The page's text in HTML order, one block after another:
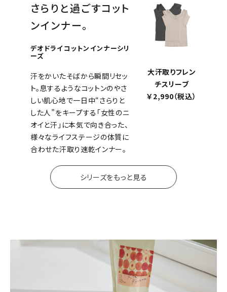
さらりと過ごすコット
ンインナー。
デオドライコットンインナーシリ
ーズ
汗をかいたそばから瞬間リセッ
ト。息するようなコットンのやさ
しい肌心地で一日中“さらりと
した人”をキープする「女性のニ
オイと汗」に本気で向き合った、
様々なライフステージの体質に
合わせた汗取り速乾インナー。
大汗取りフレン
チスリーブ
￥2,990（税込）
シリーズをもっと見る